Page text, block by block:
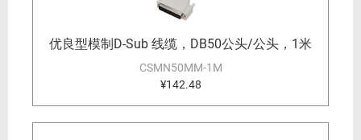
优良型模制D-Sub 线缆，DB50公头/公头，1米
CSMN50MM-1M
¥142.48